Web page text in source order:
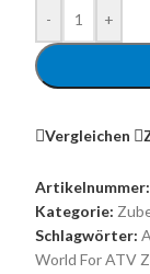
- +
Vergleichen
Artikelnummer:
Kategorie:
Schlagwörter:
World For ATV